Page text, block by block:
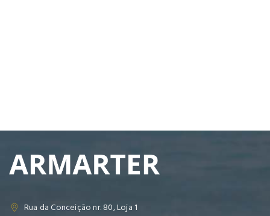
Rua da Conceição nr. 80, Loja 1